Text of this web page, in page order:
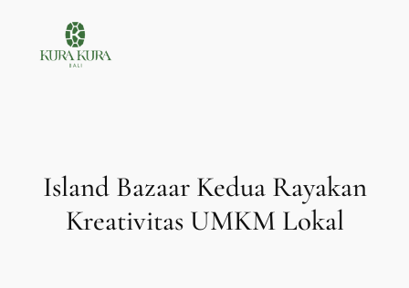
konten
Island Bazaar Kedua Rayakan
Kreativitas UMKM Lokal